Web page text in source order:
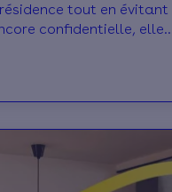
tout en évitant
confidentielle, elle